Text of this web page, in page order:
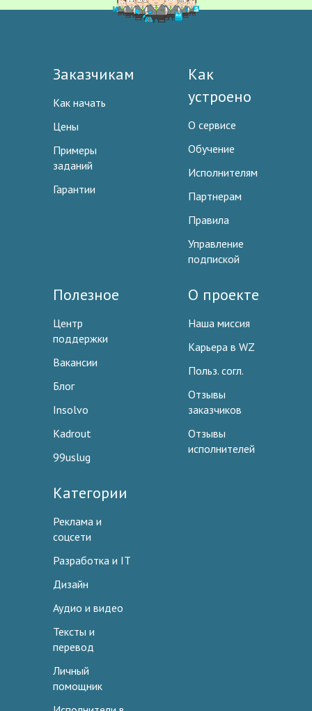
Заказчикам
Как начать
Цены
Примеры
заданий
Гарантии
Как
устроено
О сервисе
Обучение
Исполнителям
Партнерам
Правила
Управление
подпиской
Полезное
Центр
поддержки
Вакансии
Блог
Insolvo
Kadrout
99uslug
О проекте
Наша миссия
Карьера в WZ
Польз. согл.
Отзывы
заказчиков
Отзывы
исполнителей
Категории
Реклама и
соцсети
Разработка и IT
Дизайн
Аудио и видео
Тексты и
перевод
Личный
помощник